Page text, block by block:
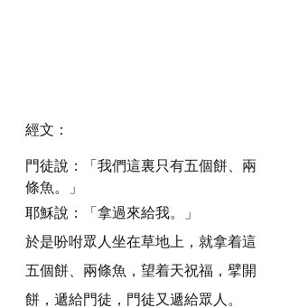
經文：
門徒說：「我們這裏只有五個餅、兩
條魚。」
耶穌說：「拿過來給我。」
於是吩咐眾人坐在草地上，就拿着這
五個餅、兩條魚，望着天祝福，擘開
餅，遞給門徒，門徒又遞給眾人。